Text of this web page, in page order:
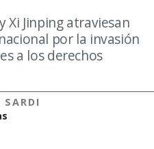
Xi Jinping atraviesan
por la invasión
a los derechos